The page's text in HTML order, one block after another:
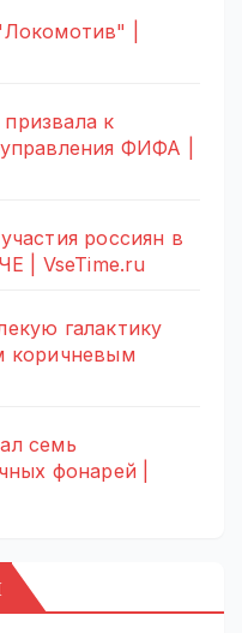
|
к
ФИФА |
россиян в
| VseTime.ru
галактику
коричневым
семь
фонарей |